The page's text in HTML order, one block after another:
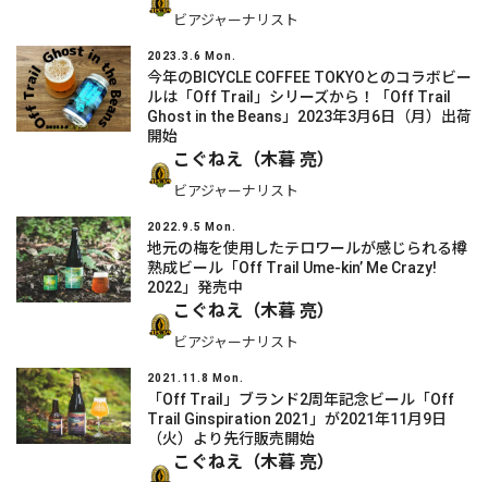
ビアジャーナリスト
2023.3.6 Mon.
今年のBICYCLE COFFEE TOKYOとのコラボビー
ルは「Off Trail」シリーズから！「Off Trail
Ghost in the Beans」2023年3月6日（月）出荷
開始
こぐねえ（木暮 亮）
ビアジャーナリスト
2022.9.5 Mon.
地元の梅を使用したテロワールが感じられる樽
熟成ビール「Off Trail Ume-kin’ Me Crazy!
2022」発売中
こぐねえ（木暮 亮）
ビアジャーナリスト
2021.11.8 Mon.
「Off Trail」ブランド2周年記念ビール「Off
Trail Ginspiration 2021」が2021年11月9日
（火）より先行販売開始
こぐねえ（木暮 亮）